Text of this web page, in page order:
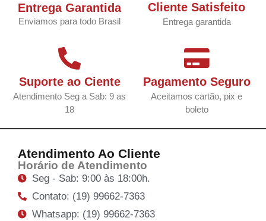
Entrega Garantida
Enviamos para todo Brasil
Cliente Satisfeito
Entrega garantida
Suporte ao Ciente
Atendimento Seg a Sab: 9 as
18
Pagamento Seguro
Aceitamos cartão, pix e
boleto
Atendimento Ao Cliente
Horário de Atendimento
Seg - Sab: 9:00 às 18:00h.
Contato: (19) 99662-7363
Whatsapp: (19) 99662-7363